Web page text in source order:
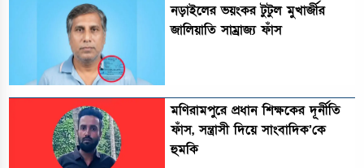
নড়াইলের ভয়ংকর টুটুল মুখার্জীর
জালিয়াতি সাম্রাজ্য ফাঁস
মণিরামপুরে প্রধান শিক্ষকের দূর্নীতি
ফাঁস, সন্ত্রাসী দিয়ে সাংবাদিক’কে
হুমকি